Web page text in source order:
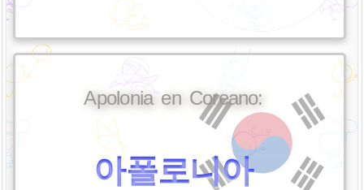
Apolonia en Coreano:
아폴로니아